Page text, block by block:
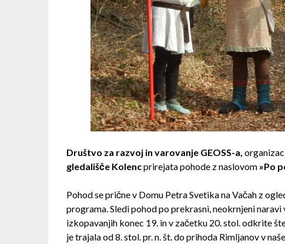
Društvo za razvoj in varovanje GEOSS-a,
gledališče Kolencprirejata pohode z naslovom »Po
Pohod se prične v Domu Petra Svetika na Vačah z
programa. Sledi pohod po prekrasni, neokrnjeni
izkopavanjih konec 19. in v začetku 20. stol. odkrite
je trajala od 8. stol. pr. n. št. do prihoda Rimljanov v